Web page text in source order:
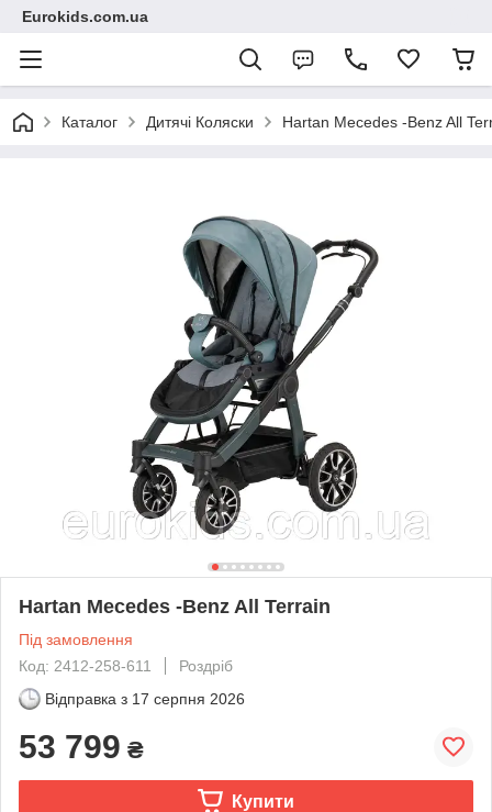
Eurokids.com.ua
Каталог Дитячі Коляски Hartan Mecedes -Benz All
Hartan Mecedes -Benz All Terrain
Під замовлення
Код: 2412-258-611
Роздріб
Відправка з 17 серпня 2026
53 799 ₴
Купити